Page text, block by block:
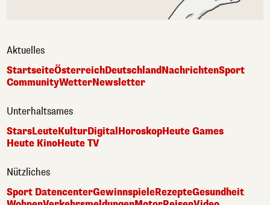
Aktuelles
StartseiteÖsterreichDeutschlandNachrichtenSport
CommunityWetterNewsletter
Unterhaltsames
StarsLeuteKulturDigital HoroskopHeute Games
Heute KinoHeute TV
Nützliches
Sport DatencenterGewinnspieleRezepteGesundheit